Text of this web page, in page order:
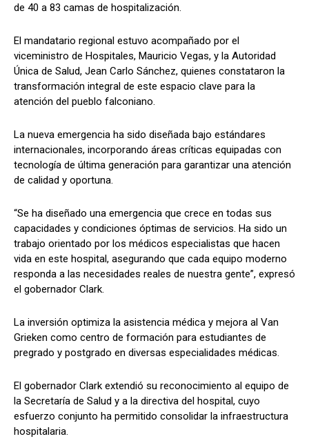
de 40 a 83 camas de hospitalización.
El mandatario regional estuvo acompañado por el
viceministro de Hospitales, Mauricio Vegas, y la Autoridad
Única de Salud, Jean Carlo Sánchez, quienes constataron la
transformación integral de este espacio clave para la
atención del pueblo falconiano.
La nueva emergencia ha sido diseñada bajo estándares
internacionales, incorporando áreas críticas equipadas con
tecnología de última generación para garantizar una atención
de calidad y oportuna.
“Se ha diseñado una emergencia que crece en todas sus
capacidades y condiciones óptimas de servicios. Ha sido un
trabajo orientado por los médicos especialistas que hacen
vida en este hospital, asegurando que cada equipo moderno
responda a las necesidades reales de nuestra gente”, expresó
el gobernador Clark.
La inversión optimiza la asistencia médica y mejora al Van
Grieken como centro de formación para estudiantes de
pregrado y postgrado en diversas especialidades médicas.
El gobernador Clark extendió su reconocimiento al equipo de
la Secretaría de Salud y a la directiva del hospital, cuyo
esfuerzo conjunto ha permitido consolidar la infraestructura
hospitalaria.